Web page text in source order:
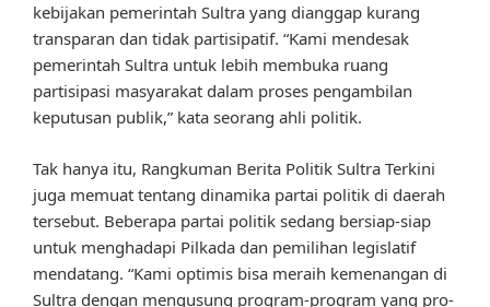
kebijakan pemerintah Sultra yang dianggap kurang
transparan dan tidak partisipatif. “Kami mendesak
pemerintah Sultra untuk lebih membuka ruang
partisipasi masyarakat dalam proses pengambilan
keputusan publik,” kata seorang ahli politik.
Tak hanya itu, Rangkuman Berita Politik Sultra Terkini
juga memuat tentang dinamika partai politik di daerah
tersebut. Beberapa partai politik sedang bersiap-siap
untuk menghadapi Pilkada dan pemilihan legislatif
mendatang. “Kami optimis bisa meraih kemenangan di
Sultra dengan mengusung program-program yang pro-